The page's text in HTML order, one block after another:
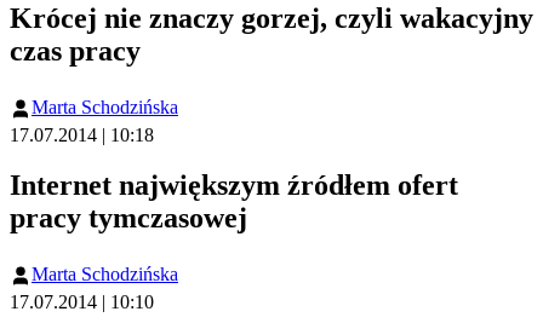
Krócej nie znaczy gorzej, czyli wakacyjny
czas pracy
Marta Schodzińska
17.07.2014 | 10:18
Internet największym źródłem ofert
pracy tymczasowej
Marta Schodzińska
17.07.2014 | 10:10